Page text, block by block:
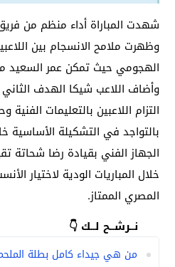
شهدت المباراة أداء منظم من
وظهرت ملامح الانسجام بين
الهجومي حيث تمكن عمر السعيد
وأضاف اللاعب شيكا الهدف
التزام اللاعبين بالتعليمات
بالتواجد في التشكيلة الأساسية
الجهاز الفني بقيادة رضا شحاتة
خلال المباريات الودية لاختيار
المصري الممتاز.
نــرشــح لــك 👇
من هي جيداء كامل بطلة